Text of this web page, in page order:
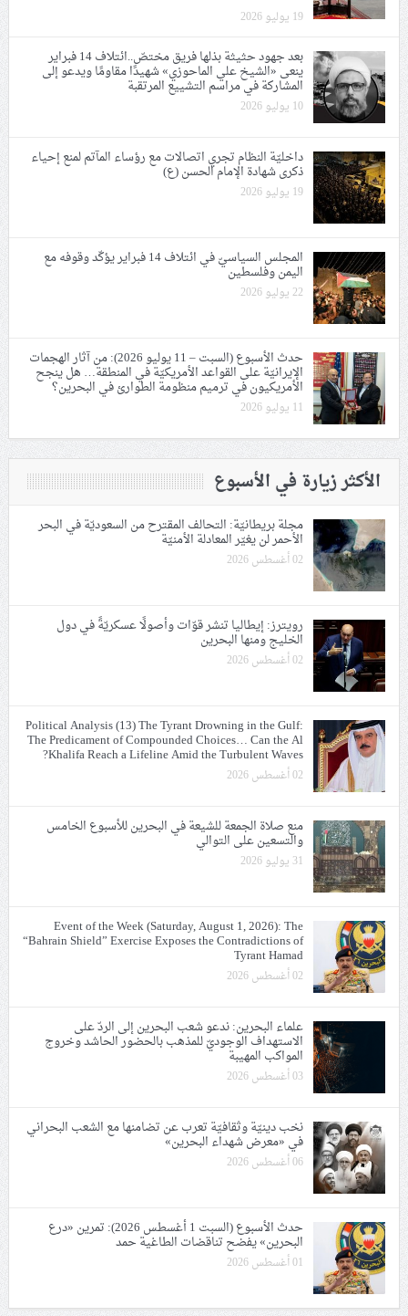
19 يوليو 2026
بعد جهود حثيثة بذلها فريق مختصّ..ائتلاف 14 فبراير
ينعى «الشيخ علي الماحوزي» شهيدًا مقاومًا ويدعو إلى
المشاركة في مراسم التشييع المرتقبة
10 يوليو 2026
داخليّة النظام تجري اتصالات مع رؤساء المآتم لمنع إحياء
ذكرى شهادة الإمام الحسن (ع)
19 يوليو 2026
المجلس السياسيّ في ائتلاف 14 فبراير يؤكّد وقوفه مع
اليمن وفلسطين
22 يوليو 2026
حدث الأسبوع (السبت – 11 يوليو 2026): من آثار الهجمات
الإيرانيّة على القواعد الأمريكيّة في المنطقة… هل ينجح
الأمريكيون في ترميم منظومة الطوارئ في البحرين؟
11 يوليو 2026
الأكثر زيارة في الأسبوع
مجلة بريطانيّة: التحالف المقترح من السعوديّة في البحر
الأحمر لن يغيّر المعادلة الأمنيّة
02 أغسطس 2026
رويترز: إيطاليا تنشر قوّات وأصولًا عسكريّةً في دول
الخليج ومنها البحرين
02 أغسطس 2026
Political Analysis (13) The Tyrant Drowning in the Gulf:
The Predicament of Compounded Choices… Can the Al
Khalifa Reach a Lifeline Amid the Turbulent Waves?
02 أغسطس 2026
منع صلاة الجمعة للشيعة في البحرين للأسبوع الخامس
والتسعين على التوالي
31 يوليو 2026
Event of the Week (Saturday, August 1, 2026): The
“Bahrain Shield” Exercise Exposes the Contradictions of
Tyrant Hamad
02 أغسطس 2026
علماء البحرين: ندعو شعب البحرين إلى الردّ على
الاستهداف الوجوديّ للمذهب بالحضور الحاشد وخروج
المواكب المهيبة
03 أغسطس 2026
نخب دينيّة وثقافيّة تعرب عن تضامنها مع الشعب البحراني
في «معرض شهداء البحرين»
06 أغسطس 2026
حدث الأسبوع (السبت 1 أغسطس 2026): تمرين «درع
البحرين» يفضح تناقضات الطاغية حمد
01 أغسطس 2026